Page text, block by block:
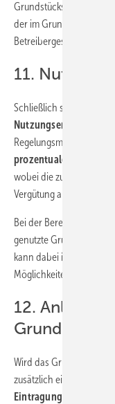
Grundstücks
der im Grundbuch
Betreibergesellschaft
11.
Schließlich sollte der
Nutzungsentgelt
Regelungsmodelle
prozentualen Anteil
wobei die zu erzielende
Vergütung als
Bei der Berechnung von
genutzte Grundstücke
kann dabei inzwischen
Möglichkeiten
12.
Grundbuch
Wird das Grundstück
zusätzlich eine
Eintragung einer